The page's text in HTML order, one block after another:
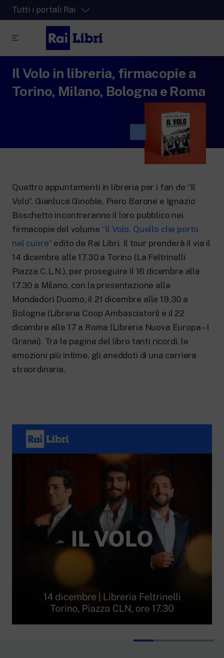
Tutti i portali Rai
La piattaforma di streaming video per tutti.
RaiPlay
La piattaforma digitale dei canali Radio
Lo spazio sicuro ricco di cartoni animati
New 24 ore su 24: attualità, ultime notizie
e aggiornamenti.
RaiNews
Le redazioni regionali di RaiNews.
Rai TgR
Approfondimenti culturali su Arte,
Letteratura, Storia e molto altro.
Rai Cultura
Per le scuole secondarie di I e II grado,
Rai Scuola
Il Volo in libreria, firmacopie a
Torino, Milano, Bologna e Roma
Quattro appuntamenti in libreria per i fan de “Il
Volo”. Gianluca Ginoble, Piero Barone e Ignazio
Boschetto incontreranno il loro pubblico nei
firmacopie del volume “Il Volo. Quello che porto
nel cuore” edito da Rai Libri. Il tour prenderà il via il
14 dicembre alle 17.30 a Torino (La Feltrinelli
Piazza C.L.N.), per proseguire il 16 dicembre alle
17.30 a Milano, con la presentazione alla
Mondadori Duomo, il 21 dicembre alle 19.30 a
Bologna (Libreria Coop Ambasciatori) e il 22
dicembre alle 17 a Roma (Libreria Nuova Europa – I
Granai). Tra le pagine del libro tanti ricordi, le
emozioni più intime, gli aneddoti di una carriera
straordinaria.